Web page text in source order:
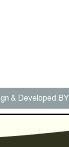
& Developed BY